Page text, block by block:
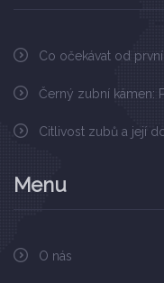
Co očekávat od
Černý zubní kámen:
Citlivost zubů a její
Menu
O nás